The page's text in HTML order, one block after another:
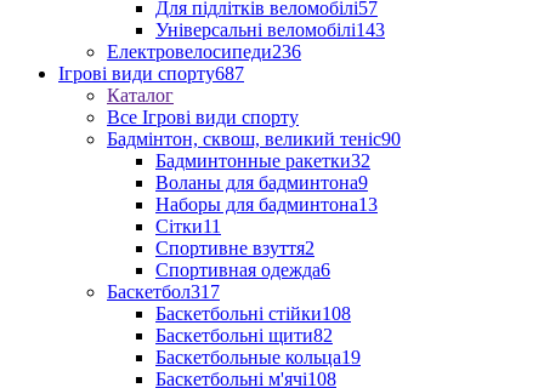
Для підлітків веломобілі57
Універсальні веломобілі143
Електровелосипеди236
Ігрові види спорту687
Каталог
Все Ігрові види спорту
Бадмінтон, сквош, великий теніс90
Бадминтонные ракетки32
Воланы для бадминтона9
Наборы для бадминтона13
Сітки11
Спортивне взуття2
Спортивная одежда6
Баскетбол317
Баскетбольні стійки108
Баскетбольні щити82
Баскетбольные кольца19
Баскетбольні м'ячі108